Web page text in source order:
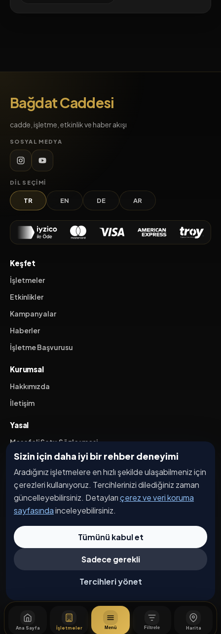
Sizin için daha iyi bir rehber deneyimi
Aradığınız işletmelere en hızlı şekilde ulaşabilmeniz için
çerezleri kullanıyoruz. Tercihlerinizi dilediğiniz zaman
güncelleyebilirsiniz. Detaylarıçerez ve veri koruma
sayfasındainceleyebilirsiniz.
Tümünü kabul et
Sadece gerekli
Tercihleri yönet
Ana Sayfa İşletmeler Menü Filtrele Harita
Bağdat Caddesi
cadde, işletme, etkinlik ve haber akışı
SOSYAL MEDYA
DIL SEÇIMI
TR EN DE AR
Keşfet
İşletmeler
Etkinlikler
Kampanyalar
Haberler
İşletme Başvurusu
Kurumsal
Hakkımızda
İletişim
Yasal
Mesafeli Satış Sözleşmesi
İptal / İade Koşulları
Hizmet Şartları
Gizlilik Politikası
Üyelik Sözleşmesi
Kişisel Veri Koruma
© 2026 Bağdat Caddesi. Tüm hakları saklıdır.